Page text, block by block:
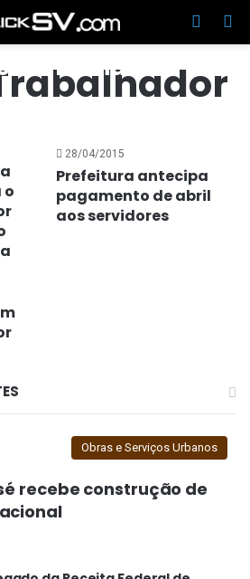
1º de Maio –
Trabalhador
o
28/04/2015
Prefeitura antecipa
pagamento de abril
aos servidores
Obras e Serviços Urbanos
recebe construção de